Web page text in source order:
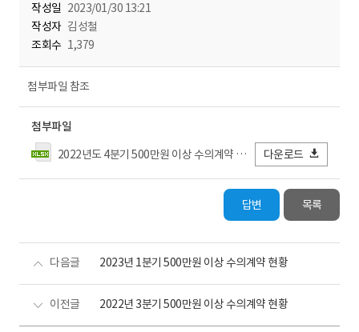
작성일 2023/01/30 13:21
작성자 김성철
조회수 1,379
첨부파일 참조
첨부파일
2022년도 4분기 500만원 이상 수의계약 현황.xlsx
다운로드
답변 목록
다음글 2023년 1분기 500만원 이상 수의계약 현황
이전글 2022년 3분기 500만원 이상 수의계약 현황